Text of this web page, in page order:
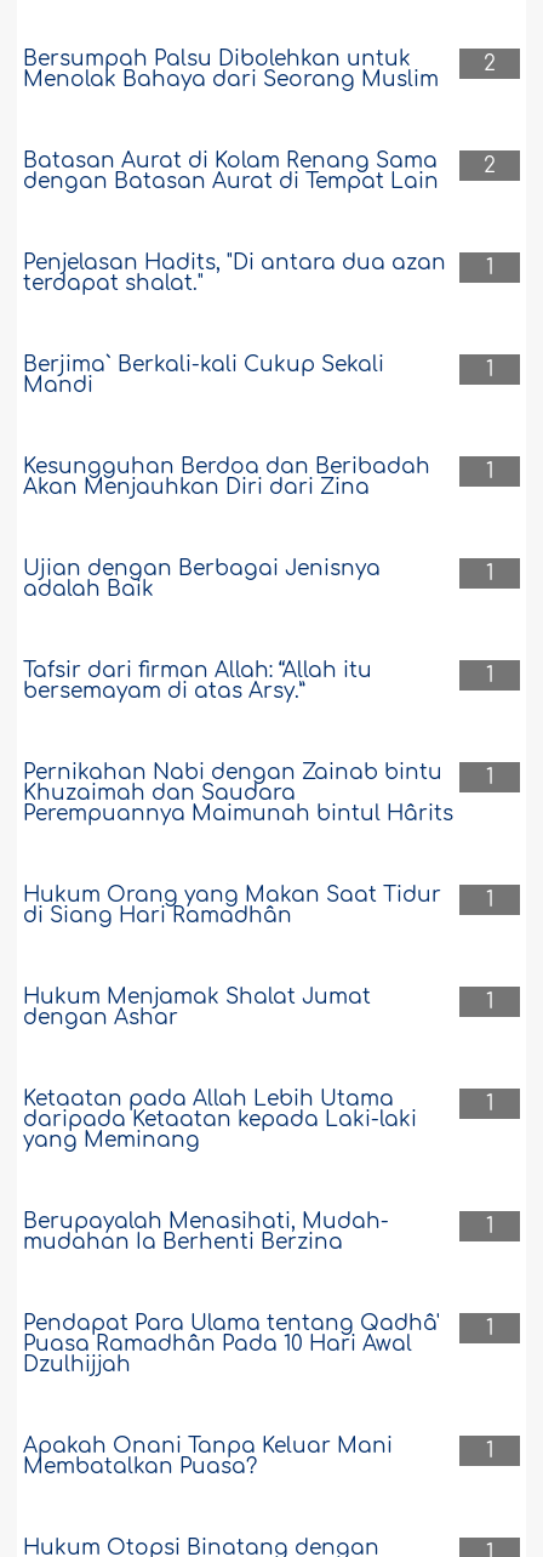
2
Bersumpah Palsu Dibolehkan untuk
Menolak Bahaya dari Seorang Muslim
2
Batasan Aurat di Kolam Renang Sama
dengan Batasan Aurat di Tempat Lain
1
Penjelasan Hadits, "Di antara dua azan
terdapat shalat."
1
Berjima` Berkali-kali Cukup Sekali
Mandi
1
Kesungguhan Berdoa dan Beribadah
Akan Menjauhkan Diri dari Zina
1
Ujian dengan Berbagai Jenisnya
adalah Baik
1
Tafsir dari firman Allah: “Allah itu
bersemayam di atas Arsy.”
1
Pernikahan Nabi dengan Zainab bintu
Khuzaimah dan Saudara
Perempuannya Maimunah bintul Hârits
1
Hukum Orang yang Makan Saat Tidur
di Siang Hari Ramadhân
1
Hukum Menjamak Shalat Jumat
dengan Ashar
1
Ketaatan pada Allah Lebih Utama
daripada Ketaatan kepada Laki-laki
yang Meminang
1
Berupayalah Menasihati, Mudah-
mudahan Ia Berhenti Berzina
1
Pendapat Para Ulama tentang Qadhâ'
Puasa Ramadhân Pada 10 Hari Awal
Dzulhijjah
1
Apakah Onani Tanpa Keluar Mani
Membatalkan Puasa?
1
Hukum Otopsi Binatang dengan